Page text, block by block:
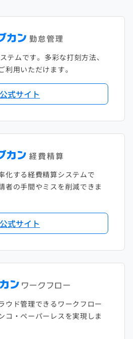
テムです。多彩な打刻方法、
用いただけます。
公式サイト
化する経費精算システムで
者の手間やミスを削減できま
公式サイト
ウド管理できるワークフロー
コ・ペーパーレスを実現しま